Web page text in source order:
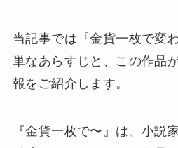
当記事では『金貨一枚で変
単なあらすじと、この作品
報をご紹介します。
『金貨一枚で〜』は、小説